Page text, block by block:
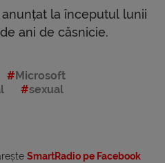
la începutul lunii
ani de căsnicie.
Microsoft
sexual
SmartRadio pe Facebook